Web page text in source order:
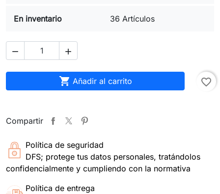
En inventario 36 Artículos
 
 Añadir al carrito favorite_border
Compartir
Política de seguridad
DFS; protege tus datos personales, tratándolos
confidencialmente y cumpliendo con la normativa
Política de entrega